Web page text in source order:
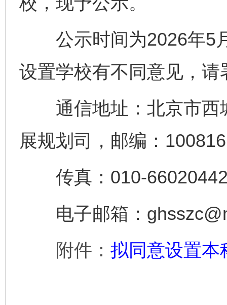
公示时间为2026年5
设置学校有不同意见，
通信地址：北京市西
展规划司，邮编：100816
传真：010-
电子邮箱：
附件： 拟同意设置本